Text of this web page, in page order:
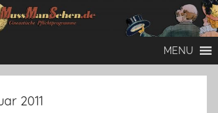
MENU
2011